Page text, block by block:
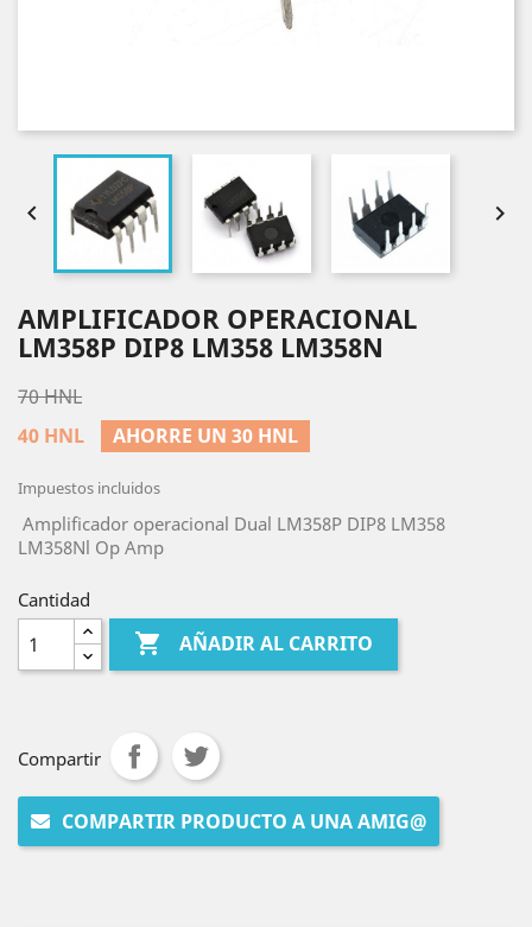
 
AMPLIFICADOR OPERACIONAL
LM358P DIP8 LM358 LM358N
70 HNL
40 HNL
AHORRE UN 30 HNL
Impuestos incluidos
Amplificador operacional Dual LM358P DIP8 LM358
LM358Nl Op Amp
Cantidad
 AÑADIR AL CARRITO
Compartir
COMPARTIR PRODUCTO A UNA AMIG@